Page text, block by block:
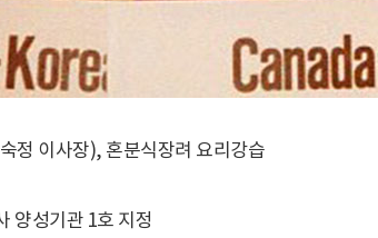
정 이사장), 혼분식장려 요리강습
양성기관 1호 지정